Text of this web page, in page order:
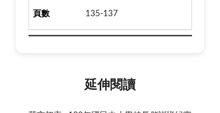
135-137
延伸閱讀